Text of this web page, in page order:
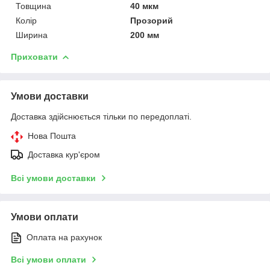
Товщина
40 мкм
Колір
Прозорий
Ширина
200 мм
Приховати
Умови доставки
Доставка здійснюється тільки по передоплаті.
Нова Пошта
Доставка кур'єром
Всі умови доставки
Умови оплати
Оплата на рахунок
Всі умови оплати